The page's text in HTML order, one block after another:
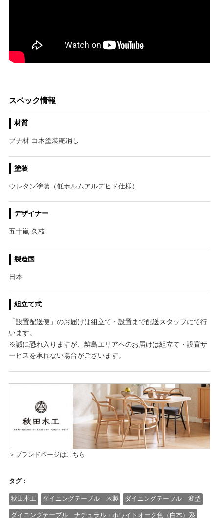
スペック情報
材質
ブナ材 白木塗装艶消し
塗装
ウレタン塗装（低ホルムアルデヒド仕様）
デザイナー
五十嵐 久枝
製造国
日本
組立て式
「設置配送便」のお届けは組立て・設置まで配送スタッフにて行
います。
※誠に恐れ入りますが、離島エリアへのお届けは組立て・設置サ
ービスを承れない場合がございます。
＞ブランドページはこちら
タグ：
秋田木工 ダイニングテーブル 木製 ダイニングテーブル 変型
ダイニングテーブル ナチュラル・ホワイトオーク色（白木）系